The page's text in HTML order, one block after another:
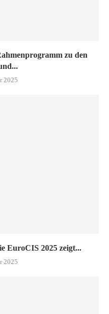
zu den
2025
EuroCIS 2025 zeigt...
2025